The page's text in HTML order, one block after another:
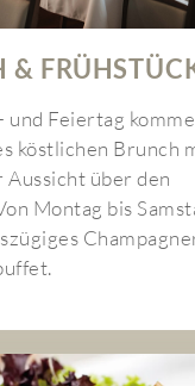
&
und Feiertag
köstlichen Brunch
über den
Montag bis